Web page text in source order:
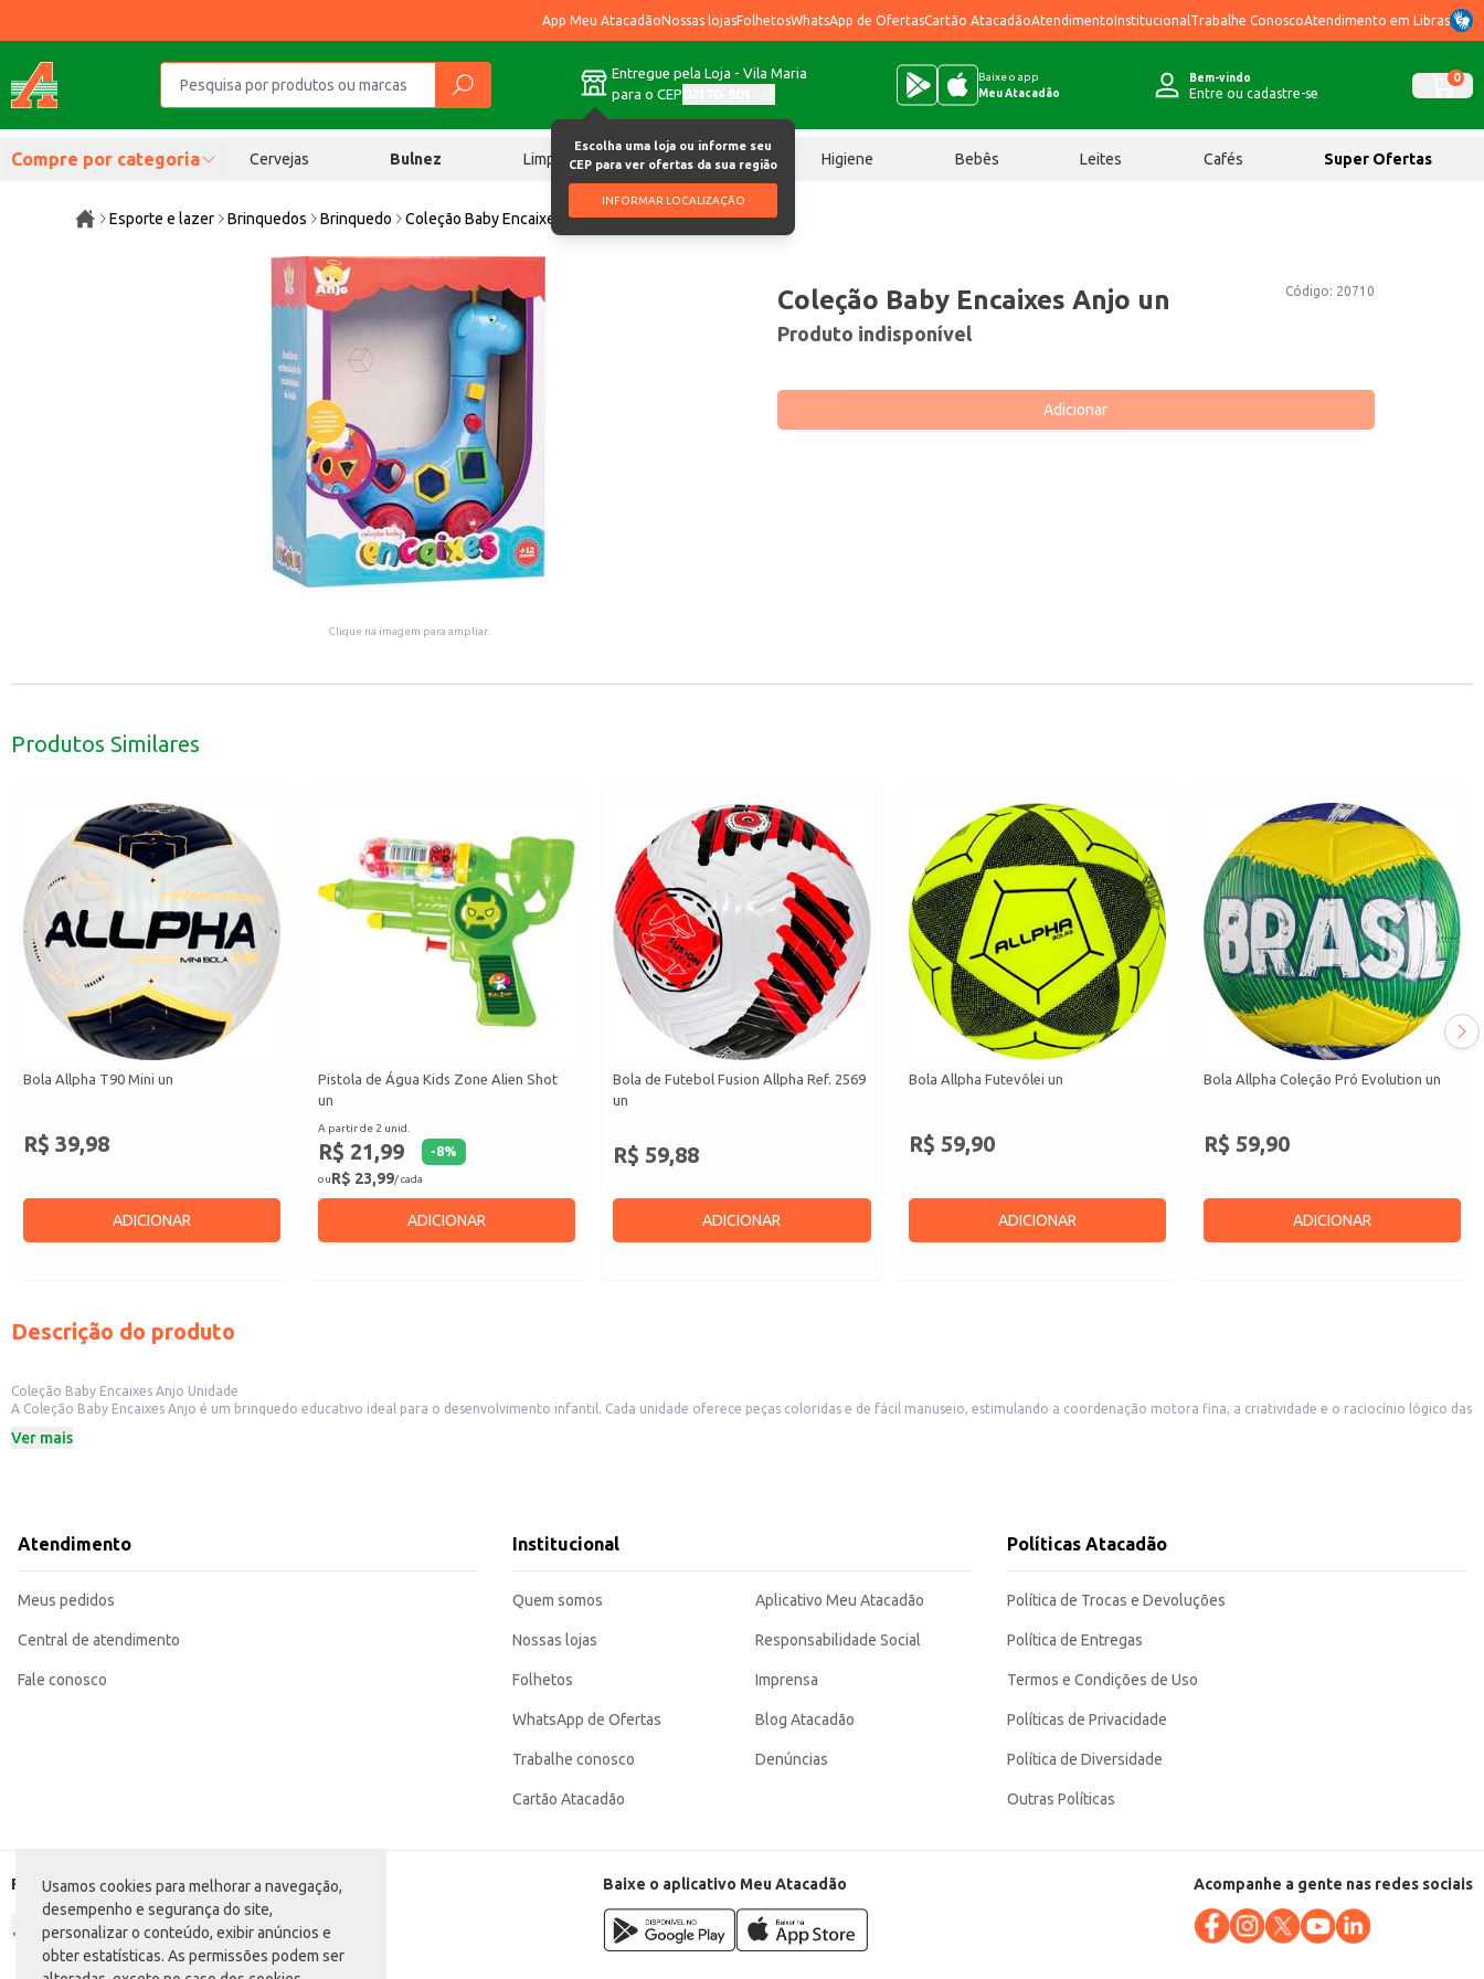
Usamos cookies para melhorar a navegação,
desempenho e segurança do site,
personalizar o conteúdo, exibir anúncios e
obter estatísticas. As permissões podem ser
App Meu AtacadãoNossas lojasFolhetosWhatsApp de OfertasCartão AtacadãoAtendimentoInstitucional Trabalhe ConoscoAtendimento em Libras
Entregue pela Loja - Vila Maria
para o CEP
Escolha uma loja ou informe seu
CEP para ver ofertas da sua região
INFORMAR LOCALIZAÇÃO
Baixe o app
Meu Atacadão
Bem-vindo
Entre ou cadastre-se
0
Compre por categoria Cervejas Bulnez Limpeza Chocolates Higiene Bebês Leites Cafés Super Ofertas
Esporte e lazer Brinquedos Brinquedo Coleção Baby Encaixes Anjo un
Clique na imagem para ampliar.
Código: 20710
Coleção Baby Encaixes Anjo un
Produto indisponível
Adicionar
Produtos Similares
Bola Allpha T90 Mini un
R$ 39,98
ADICIONAR
Pistola de Água Kids Zone Alien Shot
un
A partir de 2 unid.
R$ 21,99 -8%
ouR$ 23,99/ cada
ADICIONAR
Bola de Futebol Fusion Allpha Ref. 2569
un
R$ 59,88
ADICIONAR
Bola Allpha Futevôlei un
R$ 59,90
ADICIONAR
Bola Allpha Coleção Pró Evolution un
R$ 59,90
ADICIONAR
Descrição do produto
Coleção Baby Encaixes Anjo Unidade
A Coleção Baby Encaixes Anjo é um brinquedo educativo ideal para o desenvolvimento infantil. Cada unidade oferece peças coloridas e de fácil manuseio, estimulando a coordenação motora fina, a criatividade e o raciocínio lógico das
Marca: Anjo
Ideal para atividades em grupo, promovendo a interação social.
A Coleção Baby Encaixes Anjo contribui para o desenvolvimento saudável e divertido da criança, oferecendo um brinquedo seguro e estimulante.
Ver mais
Atendimento
Meus pedidos
Central de atendimento
Fale conosco
Institucional
Quem somos
Nossas lojas
Folhetos
WhatsApp de Ofertas
Trabalhe conosco
Cartão Atacadão
Aplicativo Meu Atacadão
Responsabilidade Social
Imprensa
Blog Atacadão
Denúncias
Políticas Atacadão
Política de Trocas e Devoluções
Política de Entregas
Termos e Condições de Uso
Políticas de Privacidade
Política de Diversidade
Outras Políticas
Formas de pagamento Baixe o aplicativo Meu Atacadão Acompanhe a gente nas redes sociais